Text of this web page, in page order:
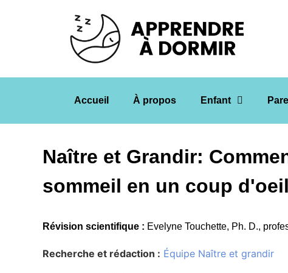
Accueil À propos Enfant
Naître et Grandir:
sommeil en un coup d'oeil
Révision scientifique : Evelyne Touchette, Ph. D.,
Recherche et rédaction : Équipe Naître et grandir